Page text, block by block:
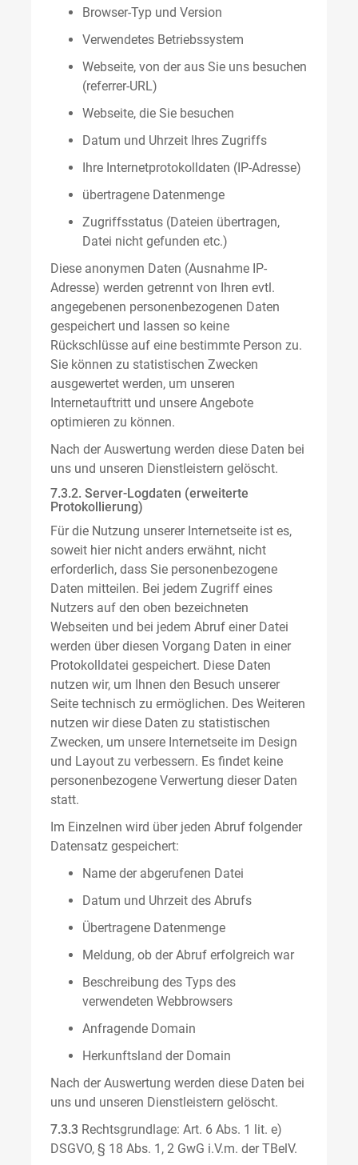
Browser-Typ und Version
Verwendetes Betriebssystem
Webseite, von der aus Sie uns besuchen
(referrer-URL)
Webseite, die Sie besuchen
Datum und Uhrzeit Ihres Zugriffs
Ihre Internetprotokolldaten (IP-Adresse)
übertragene Datenmenge
Zugriffsstatus (Dateien übertragen,
Datei nicht gefunden etc.)
Diese anonymen Daten (Ausnahme IP-
Adresse) werden getrennt von Ihren evtl.
angegebenen personenbezogenen Daten
gespeichert und lassen so keine
Rückschlüsse auf eine bestimmte Person zu.
Sie können zu statistischen Zwecken
ausgewertet werden, um unseren
Internetauftritt und unsere Angebote
optimieren zu können.
Nach der Auswertung werden diese Daten bei
uns und unseren Dienstleistern gelöscht.
7.3.2. Server-Logdaten (erweiterte
Protokollierung)
Für die Nutzung unserer Internetseite ist es,
soweit hier nicht anders erwähnt, nicht
erforderlich, dass Sie personenbezogene
Daten mitteilen. Bei jedem Zugriff eines
Nutzers auf den oben bezeichneten
Webseiten und bei jedem Abruf einer Datei
werden über diesen Vorgang Daten in einer
Protokolldatei gespeichert. Diese Daten
nutzen wir, um Ihnen den Besuch unserer
Seite technisch zu ermöglichen. Des Weiteren
nutzen wir diese Daten zu statistischen
Zwecken, um unsere Internetseite im Design
und Layout zu verbessern. Es findet keine
personenbezogene Verwertung dieser Daten
statt.
Im Einzelnen wird über jeden Abruf folgender
Datensatz gespeichert:
Name der abgerufenen Datei
Datum und Uhrzeit des Abrufs
Übertragene Datenmenge
Meldung, ob der Abruf erfolgreich war
Beschreibung des Typs des
verwendeten Webbrowsers
Anfragende Domain
Herkunftsland der Domain
Nach der Auswertung werden diese Daten bei
uns und unseren Dienstleistern gelöscht.
7.3.3 Rechtsgrundlage: Art. 6 Abs. 1 lit. e)
DSGVO, § 18 Abs. 1, 2 GwG i.V.m. der TBelV.